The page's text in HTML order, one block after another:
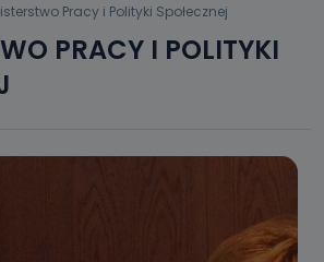
Pracy i Polityki Społecznej
PRACY I POLITYKI